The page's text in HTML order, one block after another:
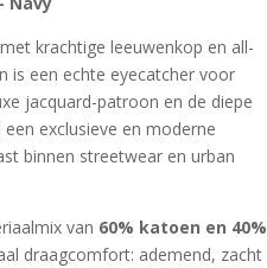
€25.99.
krachtige leeuwenkop en all-
is een echte eyecatcher voor
jacquard-patroon en de diepe
exclusieve en moderne
binnen streetwear en urban
van 60% katoen en 40%
draagcomfort: ademend, zacht